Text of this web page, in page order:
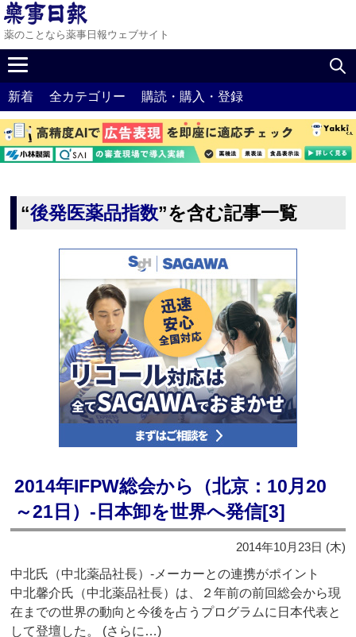
薬のことなら薬事日報ウェブサイト
新着 全カテゴリー 購読・購入・登録
“後発医薬品指数”を含む記事一覧
2014年IFPW総会から（北京：10月20
～21日）‐日本卸を世界へ発信[3]
2014年10月23日 (木)
中北氏（中北薬品社長）‐メーカーとの連携がポイント
中北馨介氏（中北薬品社長）は、２年前の前回総会から現
在までの世界の動向と今後を占うプログラムに日本代表と
して登壇した。 (さらに…)